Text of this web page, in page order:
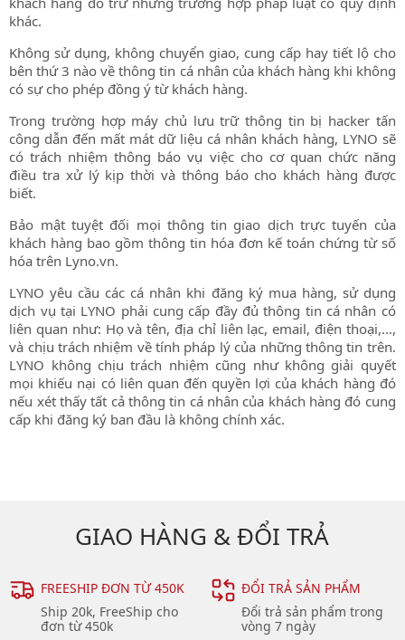
khác.
Không sử dụng, không chuyển giao, cung cấp hay tiết lộ cho
bên thứ 3 nào về thông tin cá nhân của khách hàng khi không
có sự cho phép đồng ý từ khách hàng.
Trong trường hợp máy chủ lưu trữ thông tin bị hacker tấn
công dẫn đến mất mát dữ liệu cá nhân khách hàng, LYNO sẽ
có trách nhiệm thông báo vụ việc cho cơ quan chức năng
điều tra xử lý kịp thời và thông báo cho khách hàng được
biết.
Bảo mật tuyệt đối mọi thông tin giao dịch trực tuyến của
khách hàng bao gồm thông tin hóa đơn kế toán chứng từ số
hóa trên Lyno.vn.
LYNO yêu cầu các cá nhân khi đăng ký mua hàng, sử dụng
dịch vụ tại LYNO phải cung cấp đầy đủ thông tin cá nhân có
liên quan như: Họ và tên, địa chỉ liên lạc, email, điện thoại,...,
và chịu trách nhiệm về tính pháp lý của những thông tin trên.
LYNO không chịu trách nhiệm cũng như không giải quyết
mọi khiếu nại có liên quan đến quyền lợi của khách hàng đó
nếu xét thấy tất cả thông tin cá nhân của khách hàng đó cung
cấp khi đăng ký ban đầu là không chính xác.
GIAO HÀNG & ĐỔI TRẢ
FREESHIP ĐƠN TỪ 450K
Ship 20k, FreeShip cho
đơn từ 450k
ĐỔI TRẢ SẢN PHẨM
Đổi trả sản phẩm trong
vòng 7 ngày